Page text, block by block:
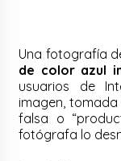
Una fotografía
de color azul
usuarios de
imagen,
falsa o
fotógrafa lo